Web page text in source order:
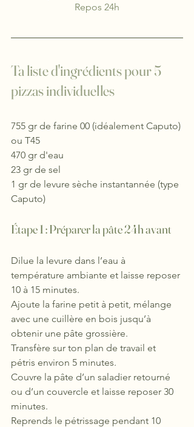
Repos 24h
Ta liste d'ingrédientspour 5
pizzas individuelles
755 gr de farine 00 (idéalement Caputo)
ou T45
470 gr d'eau
23 gr de sel
1 gr de levure sèche instantannée (type
Caputo)
Étape 1 : Préparer la pâte 24h avant
Dilue la levure dans l’eau à
température ambiante et laisse reposer
10 à 15 minutes.
Ajoute la farine petit à petit, mélange
avec une cuillère en bois jusqu’à
obtenir une pâte grossière.
Transfère sur ton plan de travail et
pétris environ 5 minutes.
Couvre la pâte d’un saladier retourné
ou d’un couvercle et laisse reposer 30
minutes.
Reprends le pétrissage pendant 10